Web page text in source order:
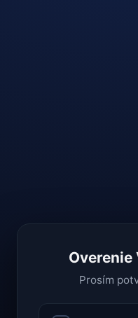
Prosím